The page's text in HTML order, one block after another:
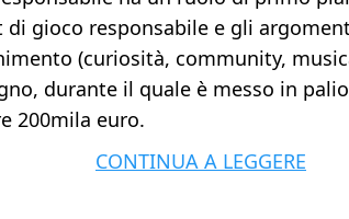
di gioco responsabile e gli
(curiosità, community,
durante il quale è messo in
200mila euro.
CONTINUA A LEGGERE